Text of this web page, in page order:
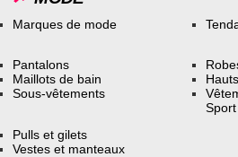
Marques de mode
Pantalons
Maillots de bain
Sous-vêtements
Sport
Pulls et gilets
Vestes et manteaux